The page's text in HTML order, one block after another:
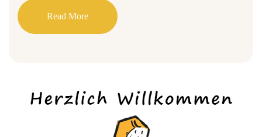
Read More